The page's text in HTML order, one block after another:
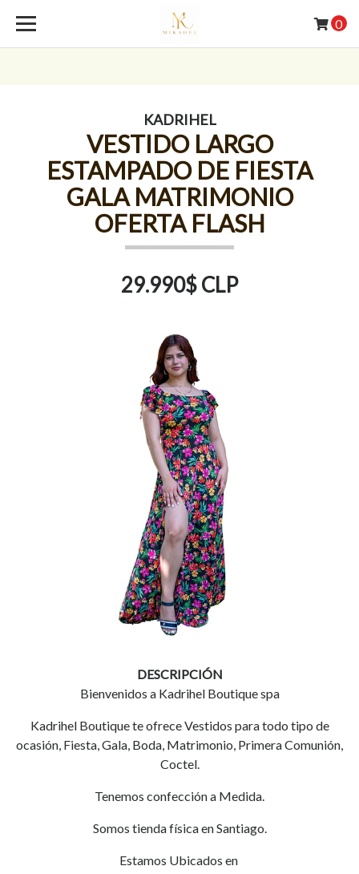
0
KADRIHEL
VESTIDO LARGO
ESTAMPADO DE FIESTA
GALA MATRIMONIO
OFERTA FLASH
29.990$ CLP
DESCRIPCIÓN
Bienvenidos a Kadrihel Boutique spa
Kadrihel Boutique te ofrece Vestidos para todo tipo de
ocasión, Fiesta, Gala, Boda, Matrimonio, Primera Comunión,
Coctel.
Tenemos confección a Medida.
Somos tienda física en Santiago.
Estamos Ubicados en